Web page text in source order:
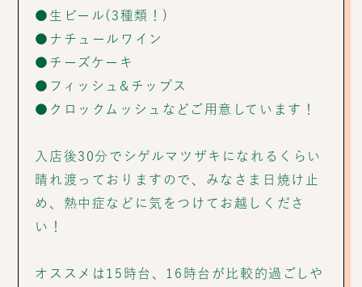
●生ビール(3種類！)
●ナチュールワイン
●チーズケーキ
●フィッシュ&チップス
●クロックムッシュなどご用意しています！
入店後30分でシゲルマツザキになれるくらい
晴れ渡っておりますので、みなさま日焼け止
め、熱中症などに気をつけてお越しくださ
い！
オススメは15時台、16時台が比較的過ごしや